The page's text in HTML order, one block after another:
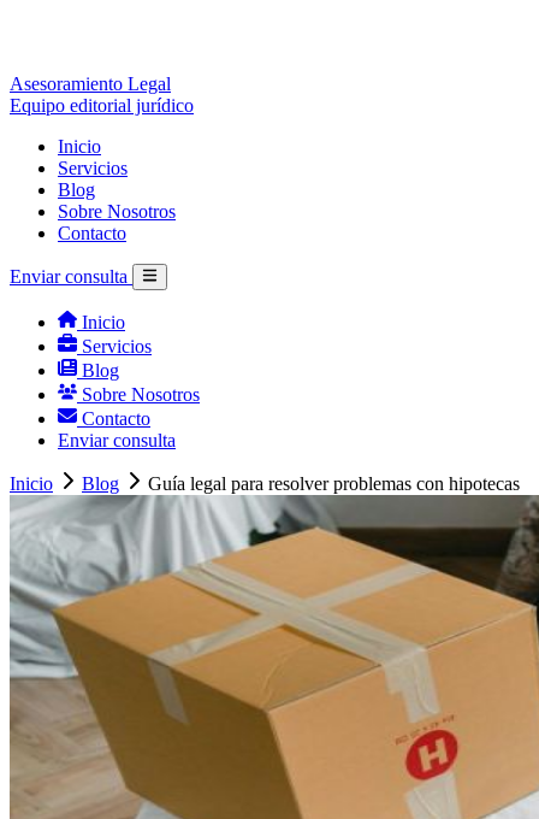
Asesoramiento Legal
Equipo editorial jurídico
Inicio
Servicios
Blog
Sobre Nosotros
Contacto
Enviar consulta
Inicio
Servicios
Blog
Sobre Nosotros
Contacto
Enviar consulta
Inicio Blog Guía legal para resolver problemas con hipotecas